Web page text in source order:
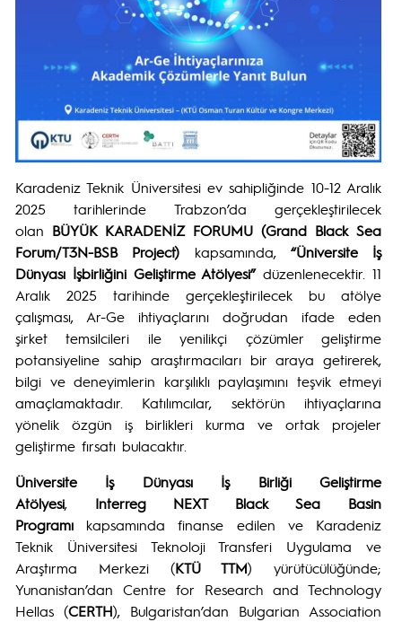
Karadeniz Teknik Üniversitesi ev sahipliğinde 10-12 Aralık
2025 tarihlerinde Trabzon’da gerçekleştirilecek
olan BÜYÜK KARADENİZ FORUMU (Grand Black Sea
Forum/T3N-BSB Project) kapsamında, “Üniversite İş
Dünyası İşbirliğini Geliştirme Atölyesi”düzenlenecektir. 11
Aralık 2025 tarihinde gerçekleştirilecek bu atölye
çalışması, Ar-Ge ihtiyaçlarını doğrudan ifade eden
şirket temsilcileri ile yenilikçi çözümler geliştirme
potansiyeline sahip araştırmacıları bir araya getirerek,
bilgi ve deneyimlerin karşılıklı paylaşımını teşvik etmeyi
amaçlamaktadır. Katılımcılar, sektörün ihtiyaçlarına
yönelik özgün iş birlikleri kurma ve ortak projeler
geliştirme fırsatı bulacaktır.
Üniversite İş Dünyası İş Birliği Geliştirme
Atölyesi, Interreg NEXT Black Sea Basin
Programı kapsamında finanse edilen ve Karadeniz
Teknik Üniversitesi Teknoloji Transferi Uygulama ve
Araştırma Merkezi (KTÜ TTM) yürütücülüğünde;
Yunanistan’dan Centre for Research and Technology
Hellas (CERTH), Bulgaristan’dan Bulgarian Association